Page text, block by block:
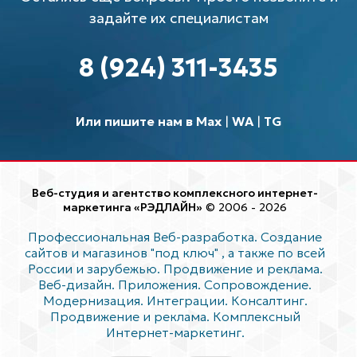
задайте их специалистам
8 (924) 311-3435
Или пишите нам в Max| WA| TG
Веб-студия и агентство комплексного интернет-
маркетинга «РЭДЛАЙН» © 2006 - 2026
Профессиональная Веб-разработка. Создание
сайтов и магазинов "под ключ" , а также по всей
России и зарубежью. Продвижение и реклама.
Веб-дизайн. Приложения. Сопровождение.
Модернизация. Интеграции. Консалтинг.
Продвижение и реклама. Комплексный
Интернет-маркетинг.